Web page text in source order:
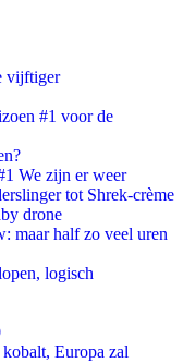
vijftiger
#1 voor de
We zijn er weer
tot Shrek-crème
drone
maar half zo veel uren
logisch
Europa zal